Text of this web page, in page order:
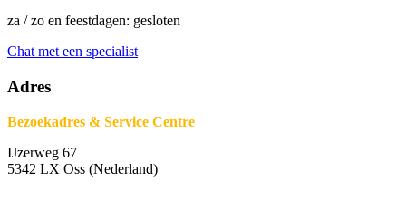
za / zo en feestdagen: gesloten
Chat met een specialist
Adres
Bezoekadres & Service Centre
IJzerweg 67
5342 LX Oss (Nederland)